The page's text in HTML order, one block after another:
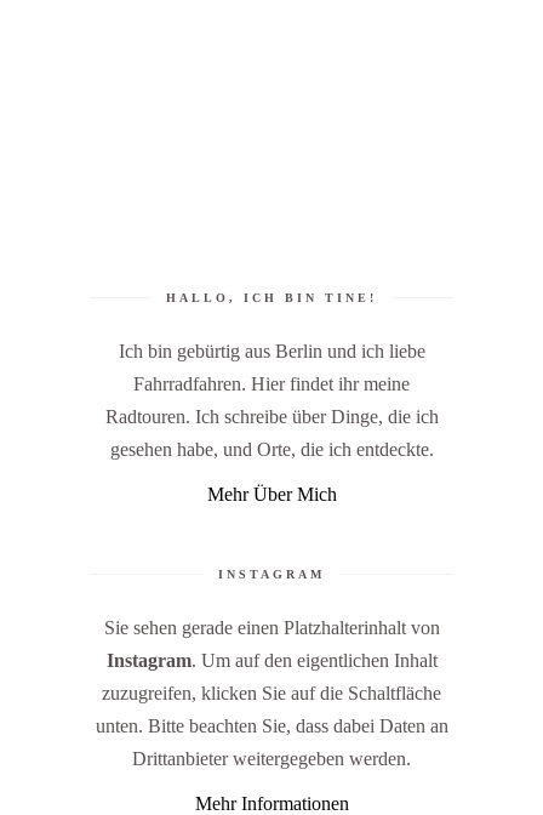
HALLO, ICH BIN TINE!
Ich bin gebürtig aus Berlin und ich liebe
Fahrradfahren. Hier findet ihr meine
Radtouren. Ich schreibe über Dinge, die ich
gesehen habe, und Orte, die ich entdeckte.
Mehr Über Mich
INSTAGRAM
Sie sehen gerade einen Platzhalterinhalt von
Instagram. Um auf den eigentlichen Inhalt
zuzugreifen, klicken Sie auf die Schaltfläche
unten. Bitte beachten Sie, dass dabei Daten an
Drittanbieter weitergegeben werden.
Mehr Informationen